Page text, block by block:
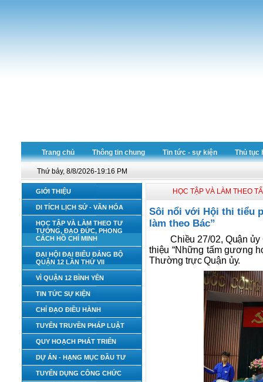
Trang chủ Thông tin chung Tin tức - sự kiện Thủ tục
Thứ bảy, 8/8/2026-19:16 PM
GIỚI THIỆU
DI TÍCH LỊCH SỬ - VĂN HÓA
HỌC TẬP VÀ LÀM THEO TƯ
TƯỞNG, ĐẠO ĐỨC, PHONG
CÁCH HỒ CHÍ MINH
ĐẠI HỘI ĐẠI BIỂU ĐẢNG BỘ
QUẬN 12 LẦN THỨ VII
VÌ QUẬN 12 BÌNH YÊN
TIN TỨC SỰ KIỆN
CHỈ ĐẠO ĐIỀU HÀNH
TUYÊN TRUYỀN PHÁP LUẬT
QUY HOẠCH PHÁT TRIỂN
DỰ ÁN - HẠNG MỤC ĐẦU TƯ
TUYỂN DỤNG CÔNG CHỨC
HỌC TẬP VÀ LÀM THEO
Sôi nổi với Hội thi tiểu
làm theo Bác”
Chiều 27/02, Quận
thiệu “Những tấm gương
Thường trực Quận ủy.